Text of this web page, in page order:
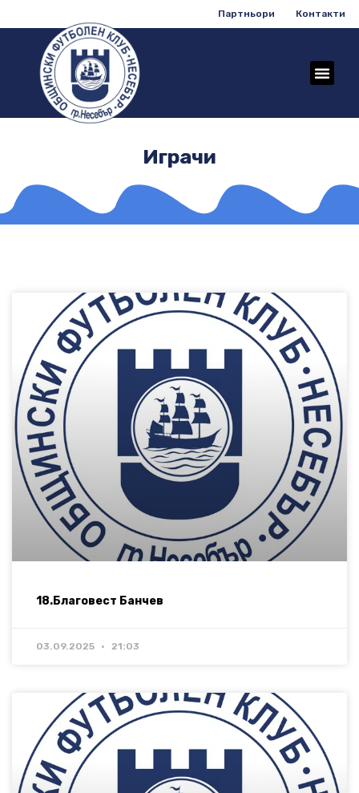
Партньори Контакти
Играчи
18.Благовест Банчев
03.09.2025 21:03